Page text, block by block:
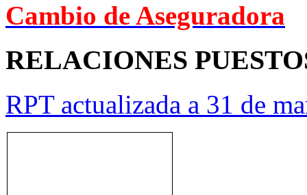
Cambio de Aseguradora
RELACIONES
RPT actualizada a 31 de